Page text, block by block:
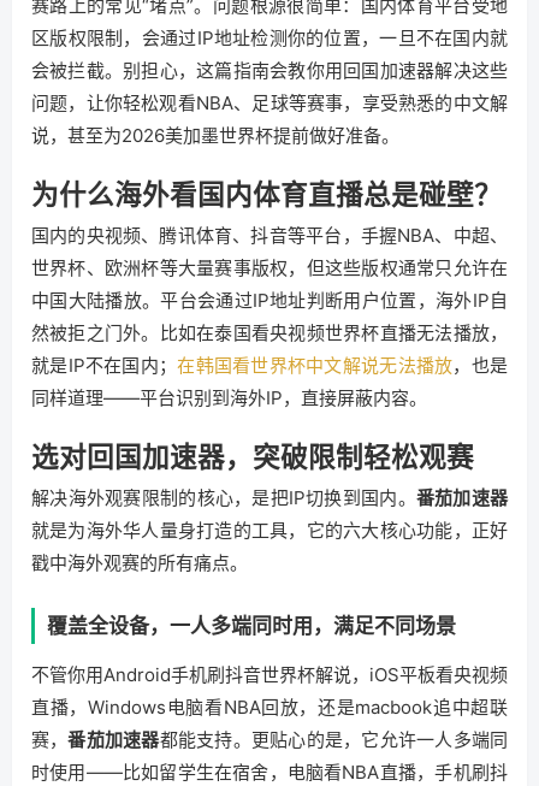
赛路上的常见“堵点”。问题根源很简单：国内体育平台受地
区版权限制，会通过IP地址检测你的位置，一旦不在国内就
会被拦截。别担心，这篇指南会教你用回国加速器解决这些
问题，让你轻松观看NBA、足球等赛事，享受熟悉的中文解
说，甚至为2026美加墨世界杯提前做好准备。
为什么海外看国内体育直播总是碰壁？
国内的央视频、腾讯体育、抖音等平台，手握NBA、中超、
世界杯、欧洲杯等大量赛事版权，但这些版权通常只允许在
中国大陆播放。平台会通过IP地址判断用户位置，海外IP自
然被拒之门外。比如在泰国看央视频世界杯直播无法播放，
就是IP不在国内； 在韩国看世界杯中文解说无法播放，也是
同样道理——平台识别到海外IP，直接屏蔽内容。
选对回国加速器，突破限制轻松观赛
解决海外观赛限制的核心，是把IP切换到国内。 番茄加速器
就是为海外华人量身打造的工具，它的六大核心功能，正好
戳中海外观赛的所有痛点。
覆盖全设备，一人多端同时用，满足不同场景
不管你用Android手机刷抖音世界杯解说，iOS平板看央视频
直播，Windows电脑看NBA回放，还是macbook追中超联
赛，番茄加速器都能支持。更贴心的是，它允许一人多端同
时使用——比如留学生在宿舍，电脑看NBA直播，手机刷抖